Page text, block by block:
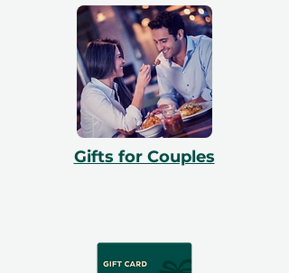
Gifts for Couples